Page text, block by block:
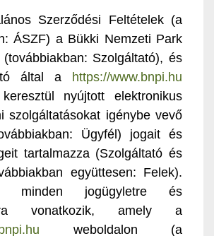
Szerződési Feltételek (a
ÁSZF) a Bükki Nemzeti Park
(továbbiakban: Szolgáltató), és
által a https://www.bnpi.hu
nyújtott elektronikus
szolgáltatásokat igénybe vevő
Ügyfél) jogait és
tartalmazza (Szolgáltató és
együttesen: Felek).
minden jogügyletre és
vonatkozik, amely a
weboldalon (a